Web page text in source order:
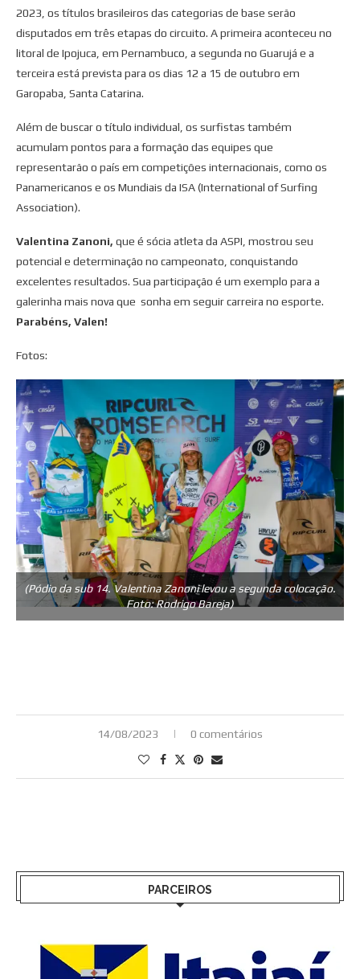
2023, os títulos brasileiros das categorias de base serão
disputados em três etapas do circuito. A primeira aconteceu no
litoral de Ipojuca, em Pernambuco, a segunda no Guarujá e a
terceira está prevista para os dias 12 a 15 de outubro em
Garopaba, Santa Catarina.
Além de buscar o título individual, os surfistas também
acumulam pontos para a formação das equipes que
representarão o país em competições internacionais, como os
Panamericanos e os Mundiais da ISA (International of Surfing
Association).
Valentina Zanoni, que é sócia atleta da ASPI, mostrou seu
potencial e determinação no campeonato, conquistando
excelentes resultados. Sua participação é um exemplo para a
galerinha mais nova que sonha em seguir carreira no esporte.
Parabéns, Valen!
Fotos:
(Pódio da sub 14. Valentina Zanoni levou a segunda colocação.
Foto: Rodrigo Bareja)
14/08/2023 0 comentários
PARCEIROS